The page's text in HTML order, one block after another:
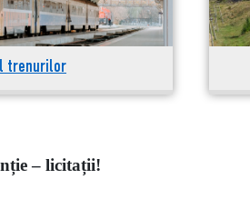
trenurilor
– licitații!